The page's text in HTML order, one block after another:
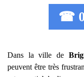
☎
Dans la ville de
peuvent être très